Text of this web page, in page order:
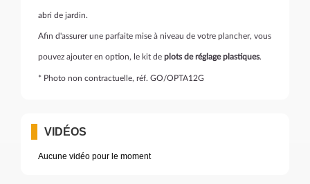
abri de jardin.
Afin d'assurer une parfaite mise à niveau de votre plancher, vous
pouvez ajouter en option, le kit de plots de réglage plastiques.
* Photo non contractuelle, réf. GO/OPTA12G
VIDÉOS
Aucune vidéo pour le moment